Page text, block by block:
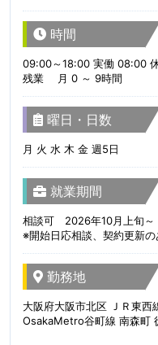
時間
09:00～18:00 実働 08:00
残業 月 0 ～ 9時間
曜日・日数
月 火 水 木 金 週5日
就業期間
相談可 2026年10月上旬～
※開始日応相談、契約更新の
勤務地
大阪府大阪市北区 ＪＲ東西
OsakaMetro谷町線 南森町